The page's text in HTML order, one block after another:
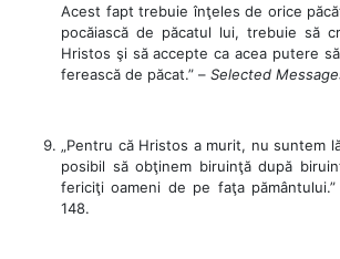
Acest fapt trebuie înţeles de orice
pocăiască de păcatul lui, trebuie să
Hristos şi să accepte ca acea putere
ferească de păcat.” – Selected
„Pentru că Hristos a murit, nu suntem
posibil să obţinem biruinţă după
fericiţi oameni de pe faţa
148.